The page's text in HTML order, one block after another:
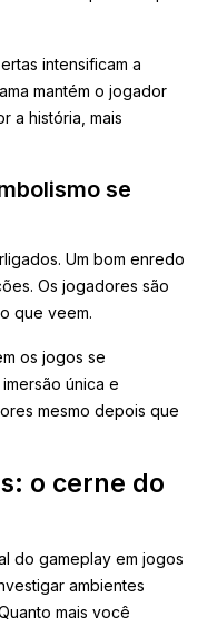
intensificam a
mantém o jogador
a história, mais
se
Um bom enredo
Os jogadores são
que veem.
os jogos se
única e
mesmo depois que
o cerne do
do gameplay em jogos
ambientes
mais você